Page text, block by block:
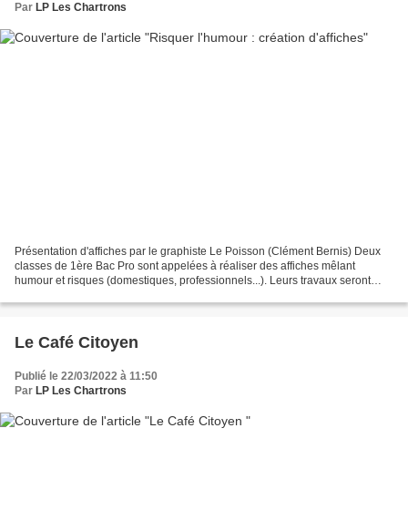
Par LP Les Chartrons
Présentation d'affiches par le graphiste Le Poisson (Clément Bernis) Deux
classes de 1ère Bac Pro sont appelées à réaliser des affiches mêlant
humour et risques (domestiques, professionnels...). Leurs travaux seront
Le Café Citoyen
Publié le 22/03/2022 à 11:50
Par LP Les Chartrons